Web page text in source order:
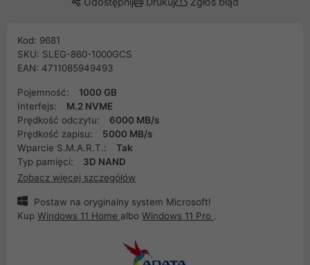
Kod: 9681
SKU: SLEG-860-1000GCS
EAN: 4711085949493
Pojemność:
1000 GB
Interfejs:
M.2 NVME
Prędkość odczytu:
6000 MB/s
Prędkość zapisu:
5000 MB/s
Wparcie S.M.A.R.T.:
Tak
Typ pamięci:
3D NAND
Zobacz więcej szczegółów
Postaw na oryginalny system Microsoft!
Kup Windows 11 Home albo Windows 11 Pro .